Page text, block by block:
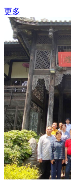
更多